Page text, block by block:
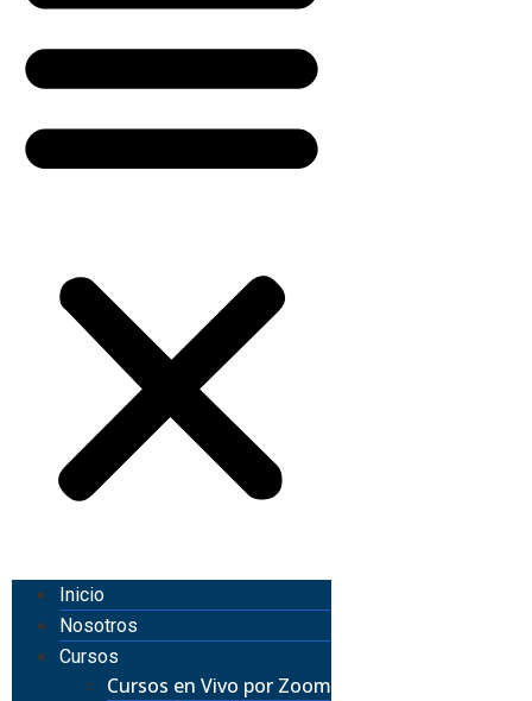
Inicio
Nosotros
Cursos
Cursos en Vivo por Zoom